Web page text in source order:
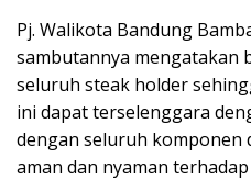
Pj. Walikota Bandung
sambutannya mengatakan
seluruh steak holder
ini dapat terselenggara
dengan seluruh komponen
aman dan nyaman